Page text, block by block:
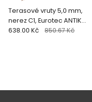
Terasové vruty 5,0 mm,
nerez C1, Eurotec ANTIK
(200 ks)
638.00 Kč 850.67 Kč